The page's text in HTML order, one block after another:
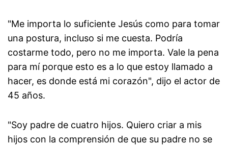
"Me importa lo suficiente Jesús como para tomar
una postura, incluso si me cuesta. Podría
costarme todo, pero no me importa. Vale la pena
para mí porque esto es a lo que estoy llamado a
hacer, es donde está mi corazón", dijo el actor de
45 años.
"Soy padre de cuatro hijos. Quiero criar a mis
hijos con la comprensión de que su padre no se